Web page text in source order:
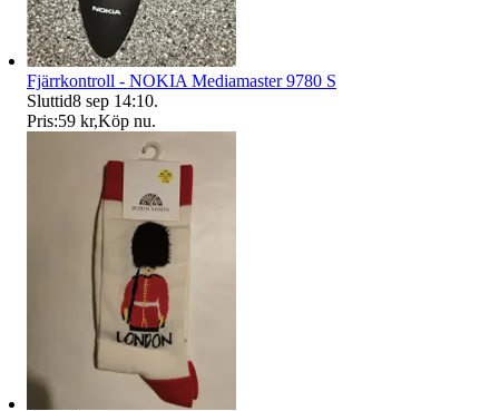
Fjärrkontroll - NOKIA Mediamaster 9780 S
Sluttid8 sep 14:10.
Pris:59 kr,Köp nu.